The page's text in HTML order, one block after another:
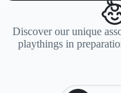
Discover our unique
playthings in